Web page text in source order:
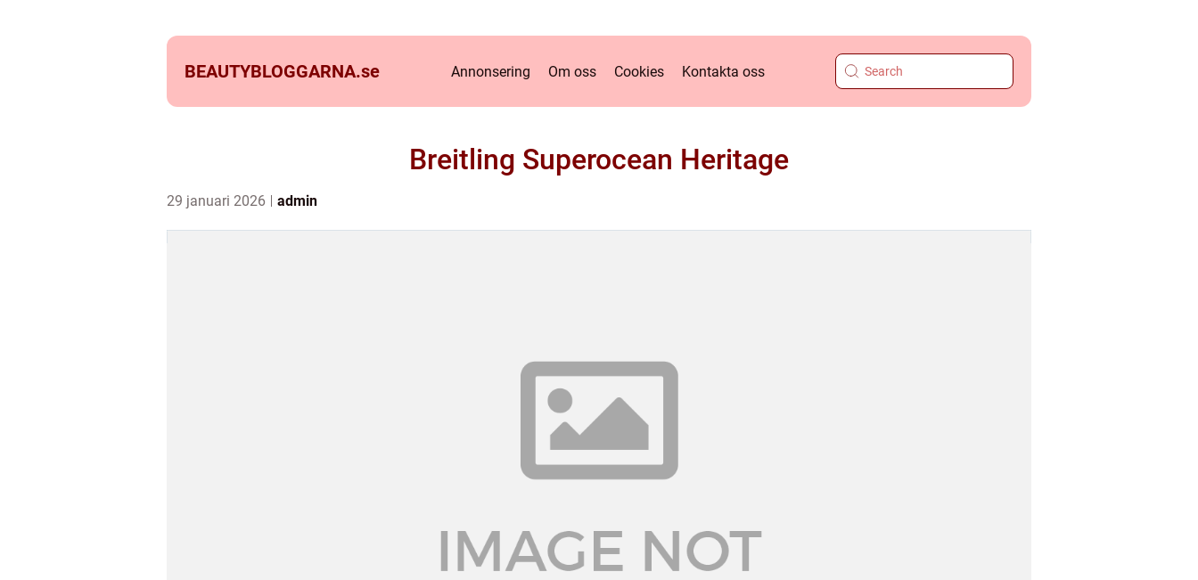
BEAUTYBLOGGARNA.se Annonsering Om oss Cookies Kontakta oss
Breitling Superocean Heritage
29 januari 2026 admin